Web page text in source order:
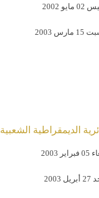
2002
مارس 2003
الديمقراطية الشعبية
2003
2003